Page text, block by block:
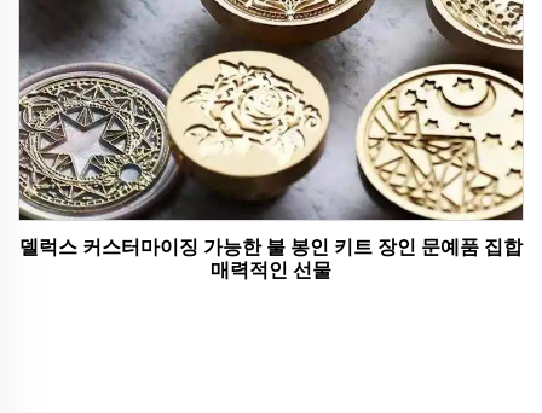
델럭스 커스터마이징 가능한 불 봉인 키트 장인 문예품 집합
매력적인 선물